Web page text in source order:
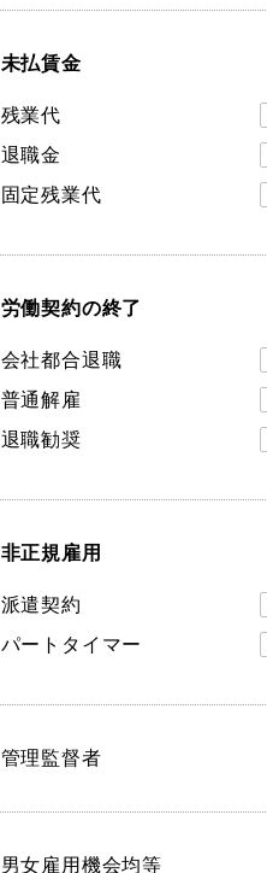
未払賃金
残業代
退職金
固定残業代
労働契約の終了
会社都合退職
普通解雇
退職勧奨
非正規雇用
派遣契約
パートタイマー
管理監督者
男女雇用機会均等